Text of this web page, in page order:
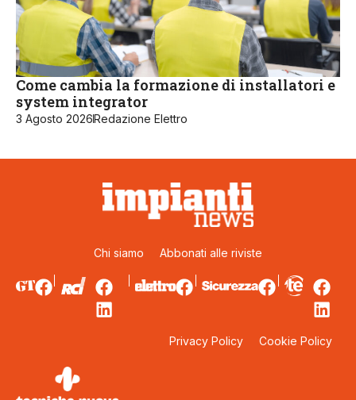
Come cambia la formazione di installatori e
system integrator
3 Agosto 2026Redazione Elettro
Chi siamo Abbonati alle riviste
Privacy Policy Cookie Policy